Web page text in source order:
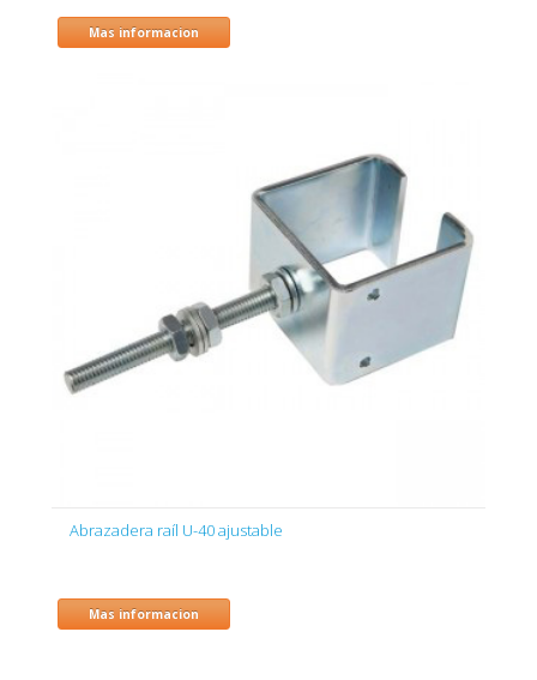
Mas informacion
Abrazadera raíl U-40 ajustable
Mas informacion